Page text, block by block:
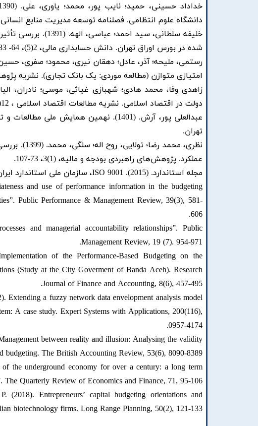
دانشگاه علوم انتظامی. فصلنامه توسعه مدیریت منابع انسانی و
خلیفه سلطانی، سید
شده در بورس اوراق تهران. دانش حسابداری مالی، 2(5)، 64- 83.
امتیازی متوازن (مطالعه موردی: یک بانک تجاری). نشریه
دولت در اقتصاد اسلامی. نشریه مطالعات اقتصاد اسلامی ، 12(1)، 89-120.
عبدالعلی پور، آرش. (1401). نهمین همایش
تهران.
نظری، محمد
عملکرد. پژوهش‌های راهبردی بودجه و مالیه، (1)3، 73-107.
مجله استاندارد. (2015). ISO 9001، سازمان ملی استاندارد ایران.
and use of performance information in the budgeting
Public Performance & Management Review, 39(3), 581-
606.
and managerial accountability relationships”. Public
Management Review, 19 (7). 954-971.
of the Performance-Based Budgeting on the
(Study at the City Goverment of Banda Aceh). Research
Journal of Finance and Accounting, 8(6), 457-495.
a fuzzy network data envelopment analysis model
A case study. Expert Systems with Applications, 200(116),
0957-4174.
between reality and illusion: Analysing the validity
budgeting. The British Accounting Review, 53(6), 8090-8389.
the underground economy for over a century: a long term
The Quarterly Review of Economics and Finance, 71, 95-106.
Entrepreneurs’ capital budgeting orientations and
biotechnology firms. Long Range Planning, 50(2), 121-133.